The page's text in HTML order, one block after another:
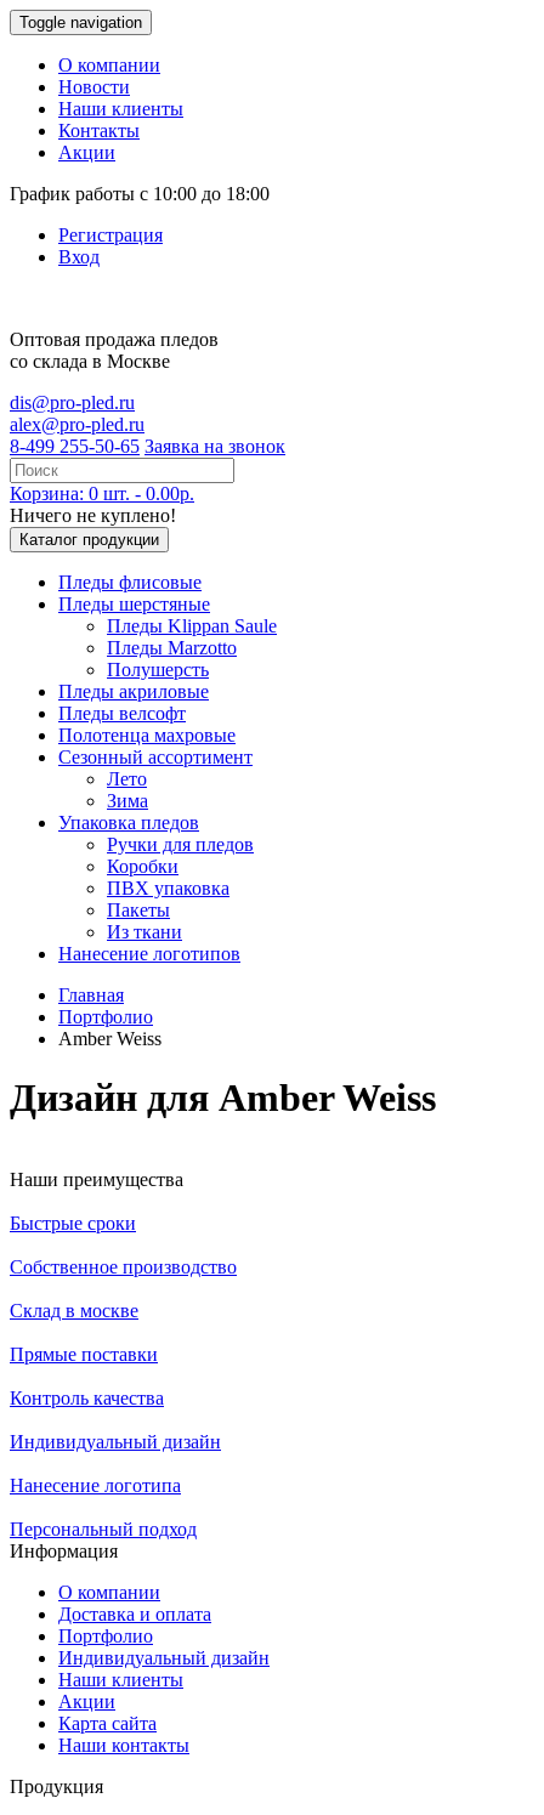
Toggle navigation
О компании
Новости
Наши клиенты
Контакты
Акции
График работы с 10:00 до 18:00
Регистрация
Вход
Оптовая продажа пледов
со склада в Москве
dis@pro-pled.ru
alex@pro-pled.ru
8-499 255-50-65 Заявка на звонок
Корзина: 0 шт. - 0.00р.
Ничего не куплено!
Каталог продукции
Пледы флисовые
Пледы шерстяные
Пледы Klippan Saule
Пледы Marzotto
Полушерсть
Пледы акриловые
Пледы велсофт
Полотенца махровые
Сезонный ассортимент
Лето
Зима
Упаковка пледов
Ручки для пледов
Коробки
ПВХ упаковка
Пакеты
Из ткани
Нанесение логотипов
Главная
Портфолио
Amber Weiss
Дизайн для Amber Weiss
Наши преимущества
Быстрые сроки
Собственное производство
Склад в москве
Прямые поставки
Контроль качества
Индивидуальный дизайн
Нанесение логотипа
Персональный подход
Информация
О компании
Доставка и оплата
Портфолио
Индивидуальный дизайн
Наши клиенты
Акции
Карта сайта
Наши контакты
Продукция